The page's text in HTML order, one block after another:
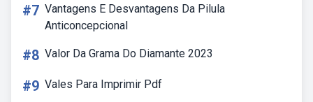
#7 Vantagens E Desvantagens Da Pilula
Anticoncepcional
#8 Valor Da Grama Do Diamante 2023
#9 Vales Para Imprimir Pdf